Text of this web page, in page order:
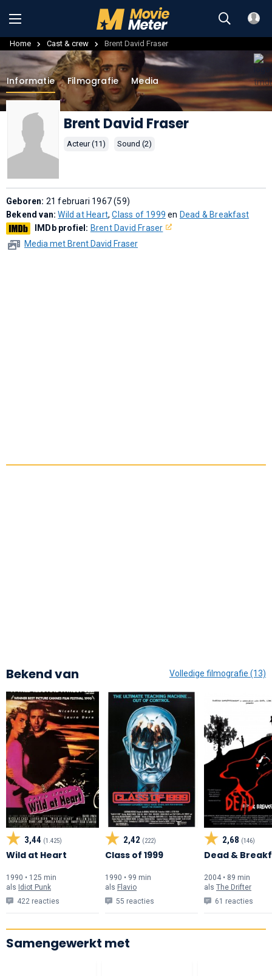
Home Cast & crew Brent David Fraser
Informatie Filmografie Media
Brent David Fraser
Acteur (11) Sound (2)
Geboren: 21 februari 1967 (59)
Bekend van:Wild at Heart,Class of 1999 en Dead & Breakfast
IMDb profiel: Brent David Fraser
Media met Brent David Fraser
Bekend van Volledige filmografie (13)
3,44 (1.425)
Wild at Heart
1990 • 125 min
als Idiot Punk
422 reacties
2,42 (222)
Class of 1999
1990 • 99 min
als Flavio
55 reacties
2,68 (146)
Dead &
2004 • 89 min
als The Drifter
61 reacties
Samengewerkt met